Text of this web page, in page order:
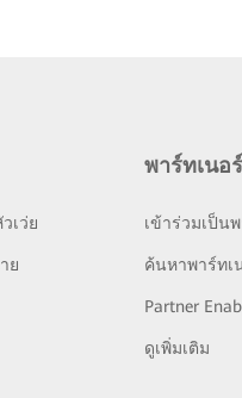
เว่ย
ย
พาร์ทเนอร์
เข้าร่วมเป็น
ค้นหาพาร์ทเ
Partner
ดูเพิ่มเติม